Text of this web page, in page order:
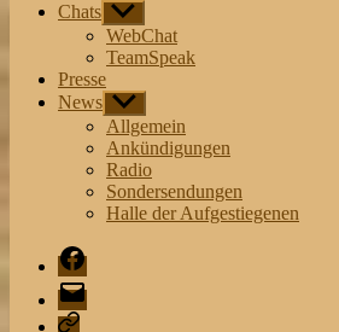
Chats Untermenü
anzeigen
WebChat
TeamSpeak
Presse
News Untermenü
anzeigen
Allgemein
Ankündigungen
Radio
Sondersendungen
Halle der Aufgestiegenen
Facebook
Mail
Playlist